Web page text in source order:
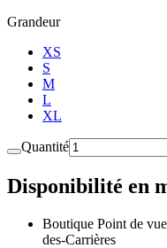
Grandeur
XS
S
M
L
XL
Quantité
Disponibilité en
Boutique Point de
des-Carrières